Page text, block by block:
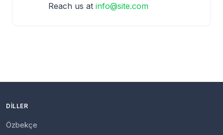
Reach us at info@site.com
DILLER
Özbekçe